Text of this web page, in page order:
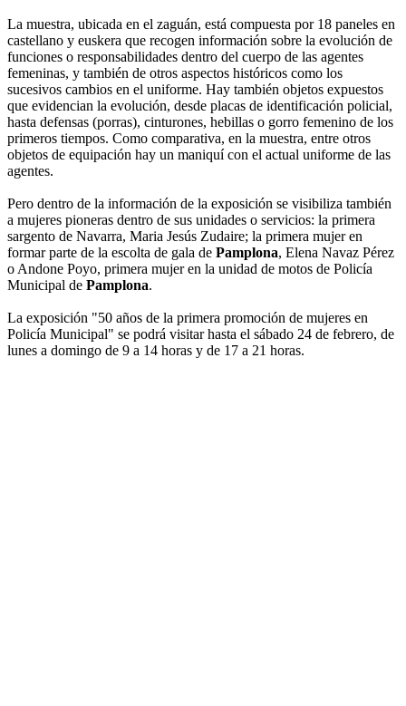
La muestra, ubicada en el zaguán, está compuesta por 18 paneles en
castellano y euskera que recogen información sobre la evolución de
funciones o responsabilidades dentro del cuerpo de las agentes
femeninas, y también de otros aspectos históricos como los
sucesivos cambios en el uniforme. Hay también objetos expuestos
que evidencian la evolución, desde placas de identificación policial,
hasta defensas (porras), cinturones, hebillas o gorro femenino de los
primeros tiempos. Como comparativa, en la muestra, entre otros
objetos de equipación hay un maniquí con el actual uniforme de las
agentes.
Pero dentro de la información de la exposición se visibiliza también
a mujeres pioneras dentro de sus unidades o servicios: la primera
sargento de Navarra, Maria Jesús Zudaire; la primera mujer en
formar parte de la escolta de gala de Pamplona, Elena Navaz Pérez
o Andone Poyo, primera mujer en la unidad de motos de Policía
Municipal de Pamplona.
La exposición "50 años de la primera promoción de mujeres en
Policía Municipal" se podrá visitar hasta el sábado 24 de febrero, de
lunes a domingo de 9 a 14 horas y de 17 a 21 horas.